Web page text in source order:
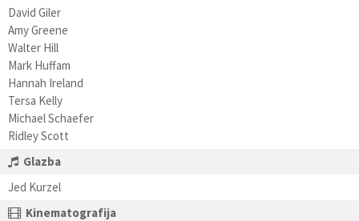
David Giler
Amy Greene
Walter Hill
Mark Huffam
Hannah Ireland
Tersa Kelly
Michael Schaefer
Ridley Scott
Glazba
Jed Kurzel
Kinematografija